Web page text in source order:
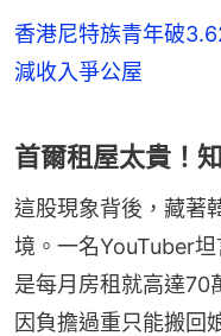
香港尼特族青年破
減收入爭公屋
首爾租屋太貴！
這股現象背後，藏著
境。一名YouTuber
是每月房租就高達70
因負擔過重只能搬回